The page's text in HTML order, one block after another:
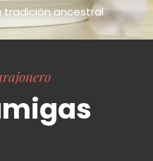
ancestral